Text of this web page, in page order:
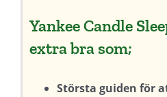
Yankee Candle
extra bra som;
Största guiden för